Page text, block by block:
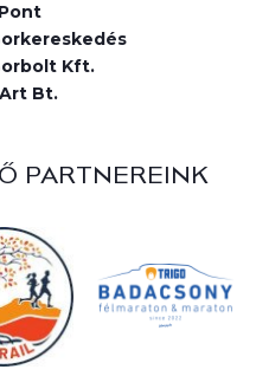
Kft.
Bt.
PARTNEREINK